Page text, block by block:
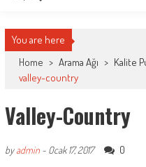
You are here
Home > Arama Ağı > Kalite
valley-country
Valley-Country
byadmin- Ocak 17, 2017 0